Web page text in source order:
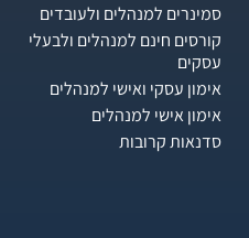
סמינרים למנהלים ולעובדים
קורסים חינם למנהלים ולבעלי
עסקים
אימון עסקי ואישי למנהלים
אימון אישי למנהלים
סדנאות קרובות